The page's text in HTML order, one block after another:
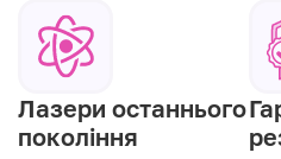
Лазери останнього
покоління